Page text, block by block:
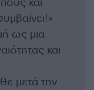
ως μια
και
μετά την